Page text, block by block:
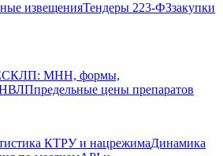
извещенияТендеры 223-ФЗзакупки
МНН, формы,
предельные цены препаратов
КТРУ и нацрежимаДинамика